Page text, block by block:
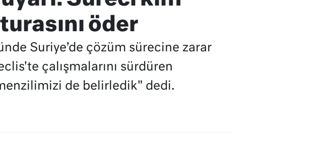
öder
Suriye’de çözüm sürecine zarar
çalışmalarını sürdüren
de belirledik" dedi.